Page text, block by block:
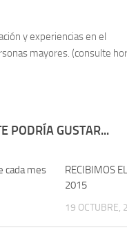
y experiencias en el
mayores. (consulte
PODRÍA GUSTAR...
cada mes
RECIBIMOS
2015
19 OCTUBRE,